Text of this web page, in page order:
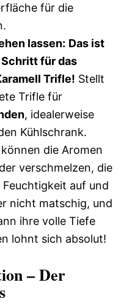
für die
lassen: Das ist
für das
Trifle! Stellt
Trifle für
, idealerweise
Kühlschrank.
die Aromen
verschmelzen, die
Feuchtigkeit auf und
nicht matschig, und
ihre volle Tiefe
lohnt sich absolut!
– Der